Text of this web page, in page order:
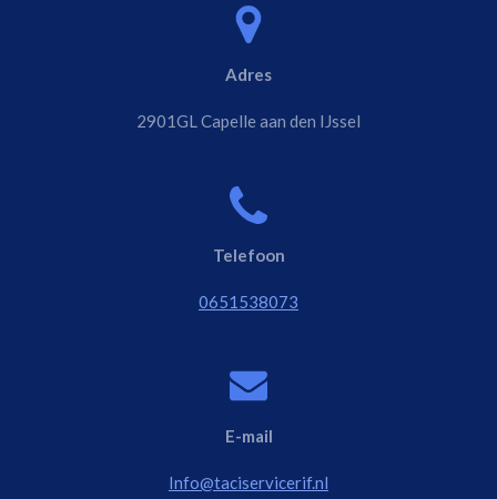
Adres
2901GL Capelle aan den IJssel
Telefoon
0651538073
E-mail
Info@taciservicerif.nl